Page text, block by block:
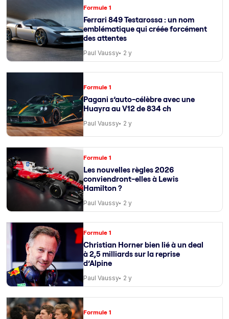
Formule 1
Ferrari 849 Testarossa : un nom
emblématique qui créée forcément
des attentes
Paul Vaussy 2 y
Formule 1
Pagani s’auto-célèbre avec une
Huayra au V12 de 834 ch
Paul Vaussy 2 y
Formule 1
Les nouvelles règles 2026
conviendront-elles à Lewis
Hamilton ?
Paul Vaussy 2 y
Formule 1
Christian Horner bien lié à un deal
à 2,5 milliards sur la reprise
d’Alpine
Paul Vaussy 2 y
Formule 1